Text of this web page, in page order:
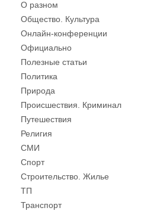
О разном
Общество. Культура
Онлайн-конференции
Официально
Полезные статьи
Политика
Природа
Происшествия. Криминал
Путешествия
Религия
СМИ
Спорт
Строительство. Жилье
ТП
Транспорт